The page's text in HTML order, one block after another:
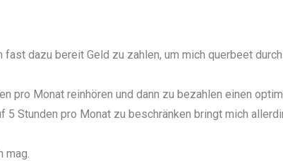
fast dazu bereit Geld zu zahlen, um mich querbeet
pro Monat reinhören und dann zu bezahlen einen
5 Stunden pro Monat zu beschränken bringt mich
mag.